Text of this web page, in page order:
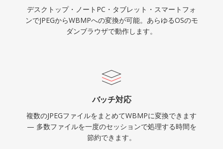
デスクトップ・ノートPC・タブレット・スマートフォ
ンでJPEGからWBMPへの変換が可能。あらゆるOSのモ
ダンブラウザで動作します。
バッチ対応
複数のJPEGファイルをまとめてWBMPに変換できます
— 多数ファイルを一度のセッションで処理する時間を
節約できます。